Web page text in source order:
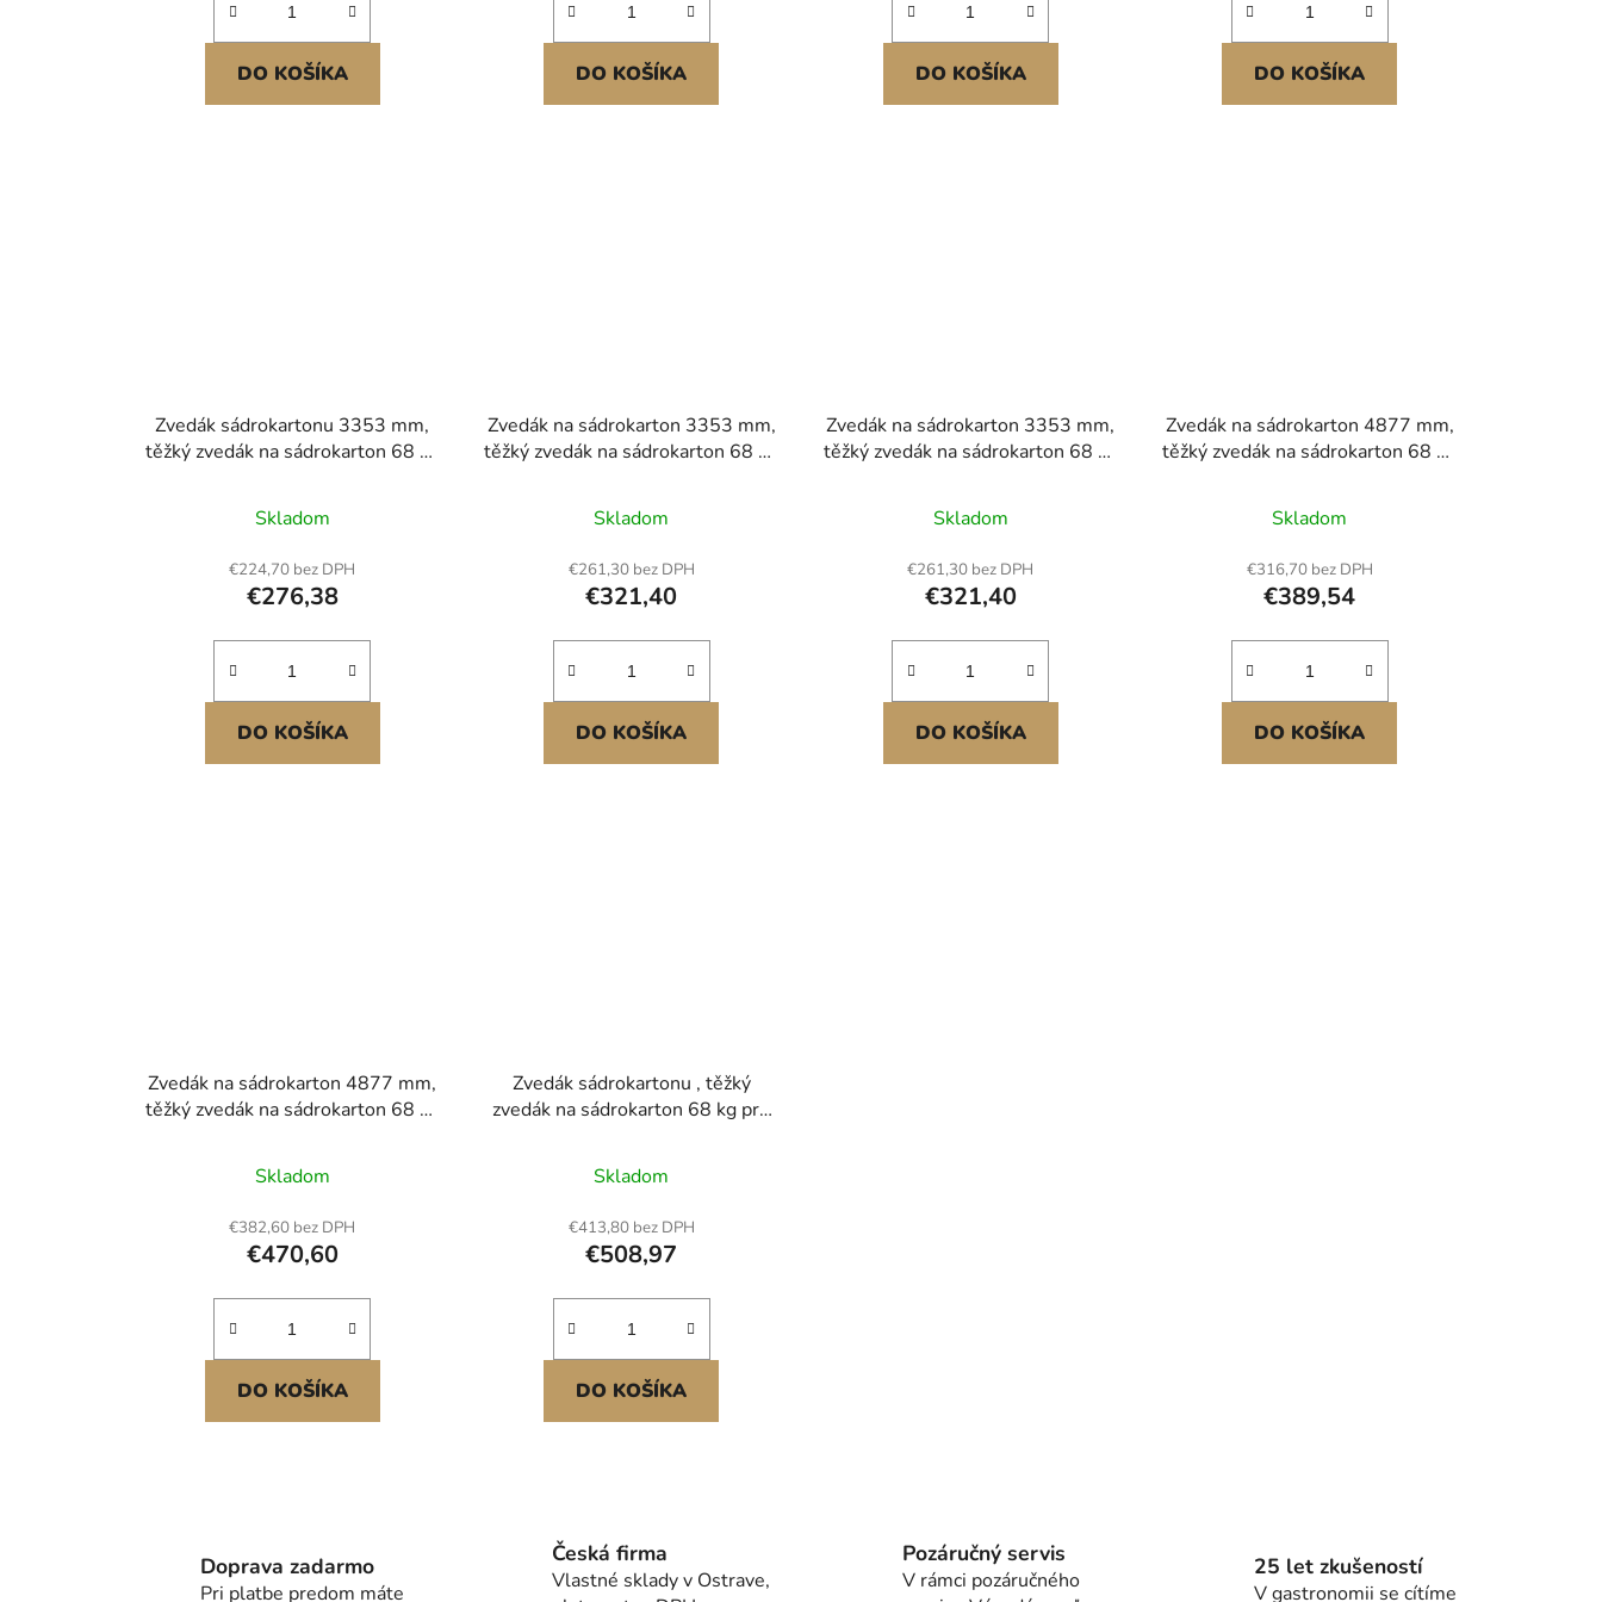
DO KOŠÍKA DO KOŠÍKA DO KOŠÍKA DO KOŠÍKA
Zvedák sádrokartonu 3353 mm,
těžký zvedák na sádrokarton 68 kg
ramenem, uzamykatelná kola,
zvedák panelů pro sádrokarton,
nářadí pro zvedání stropů a stěn
(červený) Nastavitelný zdvih
Stabilní konstrukce<br/
Skladom
€224,70 bez DPH
€276,38
DO KOŠÍKA
Zvedák na sádrokarton 3353 mm,
těžký zvedák na sádrokarton 68 kg
ramenem, uzamykatelná kola,
zvedák na sádrokarton, zvedák
panelů, nářadí pro zvedání, ideální
pro montáž na strop a stěnu
(černý)
Skladom
€261,30 bez DPH
€321,40
DO KOŠÍKA
Zvedák na sádrokarton 3353 mm,
těžký zvedák na sádrokarton 68 kg
ramenem, uzamykatelná kola,
zvedák panelů, nářadí pro zvedání
sádrokartonu, ideální pro montáž
na strop a stěnu (žlutý)
Skladom
€261,30 bez DPH
€321,40
DO KOŠÍKA
Zvedák na sádrokarton 4877 mm,
těžký zvedák na sádrokarton 68 kg
ramenem, uzamykatelná kola,
zvedák na sádrokarton, nářadí pro
zvedání panelů, ideální pro montáž
na strop a stěnu (červený)
Skladom
€316,70 bez DPH
€389,54
DO KOŠÍKA
Zvedák na sádrokarton 4877 mm,
těžký zvedák na sádrokarton 68 kg
ramenem, uzamykatelná kola,
zvedák panelů, nářadí pro zvedání
sádrokartonu, ideální pro montáž
na strop a stěnu (žlutý)
Skladom
€382,60 bez DPH
€470,60
DO KOŠÍKA
Zvedák sádrokartonu , těžký
zvedák na sádrokarton 68 kg pro
sádrokartonu jednou osobou,
vertikální zvedák panelů max.
1219x4878 mm s kolečky, snadná
přeprava (žlutý)
Skladom
€413,80 bez DPH
€508,97
DO KOŠÍKA
Doprava zadarmo
Pri platbe predom máte
Česká firma
Vlastné sklady v Ostrave,
Pozáručný servis
V rámci pozáručného
25 let zkušeností
V gastronomii se cítíme